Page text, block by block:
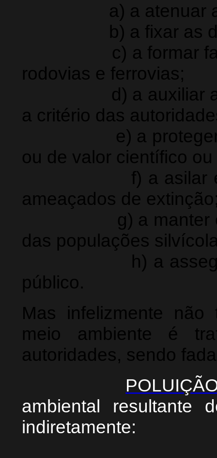
a) a atenuar a
b) a fixar as
c) a formar faixas
rodovias e ferrovias;
d) a auxiliar a
a critério das
e) a proteger
ou de valor científico
f) a asilar
ameaçados de
g) a manter o
das populações
h) a assegurar
público.
Mas infelizmente
meio ambiente é
autoridades, sendo
ambiental resultante
indiretamente: